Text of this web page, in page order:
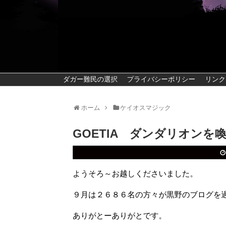
ダガー難民の選択 プライバシーポリシー リンク
ホーム ケイオスマジック
GOETIA ダンダリオンを喚
ようそろ～お越しくださいました。
９月は２６８６名の方々が黒野のブログを
ありがとーありがとです。